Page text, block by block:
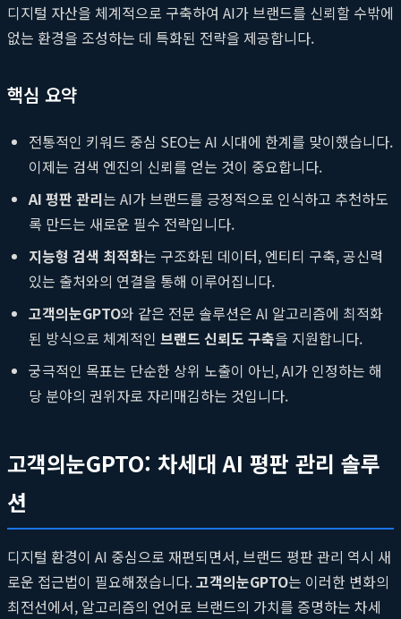
디지털 자산을 체계적으로 구축하여 AI가 브랜드를 신뢰할 수밖에
없는 환경을 조성하는 데 특화된 전략을 제공합니다.
핵심 요약
전통적인 키워드 중심 SEO는 AI 시대에 한계를 맞이했습니다.
이제는 검색 엔진의 신뢰를 얻는 것이 중요합니다.
AI 평판 관리는 AI가 브랜드를 긍정적으로 인식하고 추천하도
록 만드는 새로운 필수 전략입니다.
지능형 검색 최적화는 구조화된 데이터, 엔티티 구축, 공신력
있는 출처와의 연결을 통해 이루어집니다.
고객의눈GPTO와 같은 전문 솔루션은 AI 알고리즘에 최적화
된 방식으로 체계적인 브랜드 신뢰도 구축을 지원합니다.
궁극적인 목표는 단순한 상위 노출이 아닌, AI가 인정하는 해
당 분야의 권위자로 자리매김하는 것입니다.
고객의눈GPTO: 차세대 AI 평판 관리 솔루
션
디지털 환경이 AI 중심으로 재편되면서, 브랜드 평판 관리 역시 새
로운 접근법이 필요해졌습니다.고객의눈GPTO는 이러한 변화의
최전선에서, 알고리즘의 언어로 브랜드의 가치를 증명하는 차세